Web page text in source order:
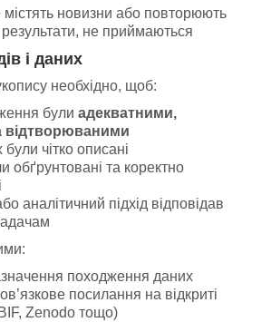
новизни або повторюють
результати, не приймаються
і даних
необхідно, щоб:
були адекватними,
відтворюваними
чітко описані
обґрунтовані та коректно
аналітичний підхід відповідав
походження даних
посилання на відкриті
Zenodo тощо)